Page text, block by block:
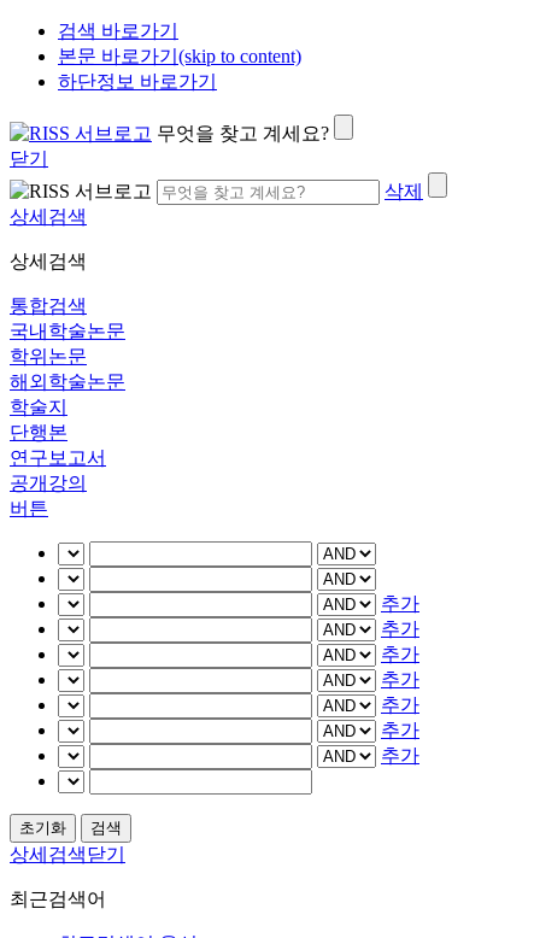
검색 바로가기
본문 바로가기(skip to content)
하단정보 바로가기
무엇을 찾고 계세요?
닫기
삭제
상세검색
상세검색
통합검색
국내학술논문
학위논문
해외학술논문
학술지
단행본
연구보고서
공개강의
버튼
추가
추가
추가
추가
추가
추가
추가
상세검색닫기
최근검색어